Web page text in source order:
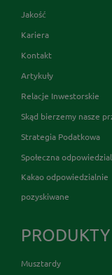
Jakość
Kariera
Kontakt
Artykuły
Relacje Inwestorskie
Skąd bierzemy nasze
Strategia Podatkowa
Społeczna
Kakao odpowiedzialnie
pozyskiwane
PRODUKTY
Musztardy